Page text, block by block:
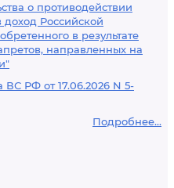
о противодействии
Российской
в результате
направленных на
РФ от 17.06.2026 N 5-
Подробнее...